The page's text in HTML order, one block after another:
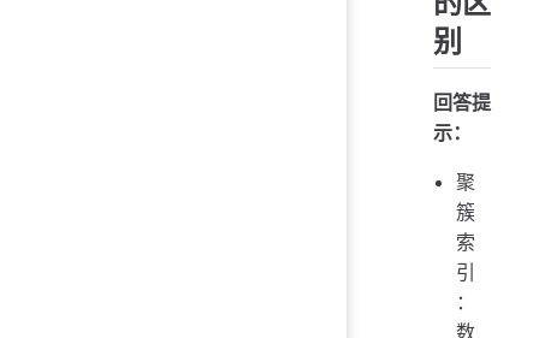
别
回答提
示：
聚
簇
索
引
：
数